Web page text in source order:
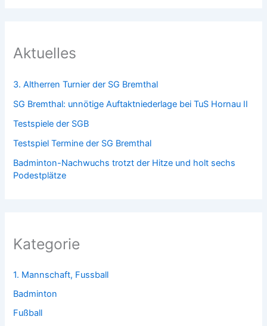
Aktuelles
3. Altherren Turnier der SG Bremthal
SG Bremthal: unnötige Auftaktniederlage bei TuS Hornau II
Testspiele der SGB
Testspiel Termine der SG Bremthal
Badminton-Nachwuchs trotzt der Hitze und holt sechs
Podestplätze
Kategorie
1. Mannschaft, Fussball
Badminton
Fußball